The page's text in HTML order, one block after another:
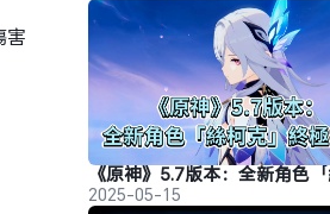
害
2025-05-15